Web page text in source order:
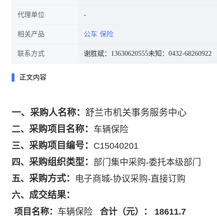
代理单位
相关产品 公车 保险
联系方式 谢胜斌：13630620555未知：0432-68260922
正文内容
一、 采购人名称： 舒兰市机关事务服务中心
二、 采购项目名称： 车辆保险
三、 采购项目编号： C15040201
四、 采购组织类型： 部门集中采购-委托本级部门
五、 采购方式：
电子商城-协议采购-直接订购
六、 成交结果：
项目名称： 车辆保险 合计（元）： 18611.7